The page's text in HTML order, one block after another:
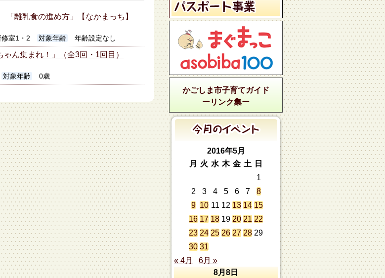
離乳食の進め方」【なかまっち】
室1・2 対象年齢 年齢設定なし
ん集まれ！」（全3回・1回目）
対象年齢 0歳
かごしま市子育てガイド
ーリンク集ー
2016年5月
月
火 水 木 金 土
日
1
2
3 4 5 6 7
8
9 10 11 12 13 14 15
16 17 18 19 20 21 22
23 24 25 26 27 28 29
30 31
« 4月
6月 »
8月8日